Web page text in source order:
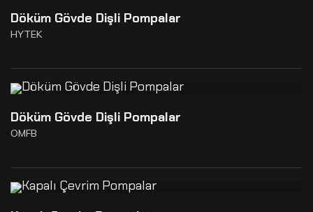
Döküm Gövde Dişli Pompalar
HYTEK
Döküm Gövde Dişli Pompalar
OMFB